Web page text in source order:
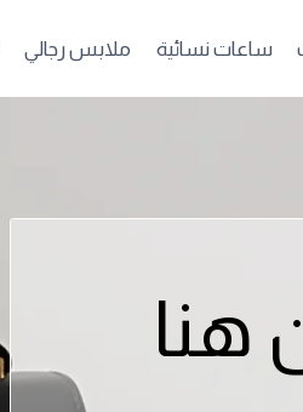
ساعات نسائية ملابس رجالي
هنا